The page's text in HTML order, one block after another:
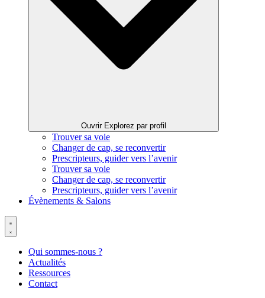
Ouvrir Explorez par profil
Trouver sa voie
Changer de cap, se reconvertir
Prescripteurs, guider vers l’avenir
Trouver sa voie
Changer de cap, se reconvertir
Prescripteurs, guider vers l’avenir
Évènements & Salons
Qui sommes-nous ?
Actualités
Ressources
Contact